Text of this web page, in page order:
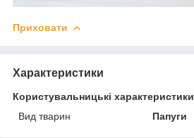
Приховати
Характеристики
Користувальницькі характеристики
Вид тварин
Папуги